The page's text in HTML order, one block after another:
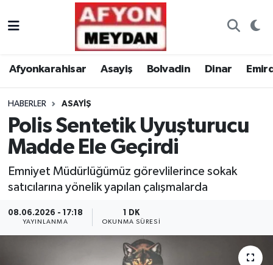
Afyonkarahisar Asayiş Bolvadin Dinar
HABERLER ASAYIŞ
Polis Sentetik Uyuşturucu
Madde Ele Geçirdi
Emniyet Müdürlüğümüz görevlilerince sokak
satıcılarına yönelik yapılan çalışmalarda
08.06.2026 - 17:18
YAYINLANMA
1 DK
OKUNMA SÜRESI
Nöbetçi Eczaneler
Trafik Durumu
Süper Lig Puan Durumu ve Fikstür
Tüm Manşetler